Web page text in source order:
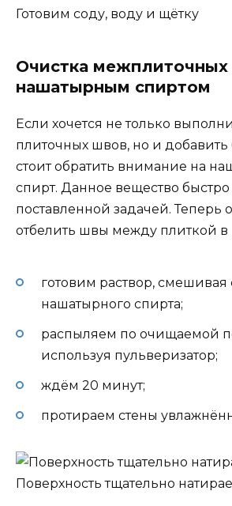
Готовим соду, воду и щётку
Очистка
нашатырным спиртом
Если хочется не только
плиточных швов, но и
стоит обратить внимание на
спирт. Данное вещество быстро
поставленной задачей. Теперь
отбелить швы между плиткой в
готовим раствор, смешивая
нашатырного спирта;
распыляем по очищаемой
используя пульверизатор;
ждём 20 минут;
протираем стены
Поверхность тщательно